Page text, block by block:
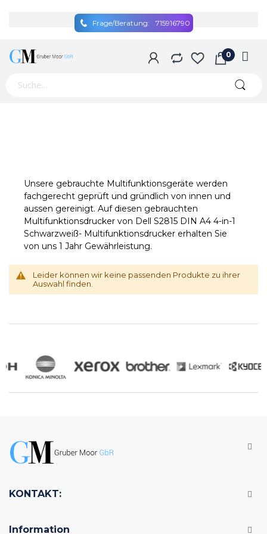
Frage/Beratung: 715916790
Unsere gebrauchte Multifunktionsgeräte werden
fachgerecht geprüft und gründlich von innen und
aussen gereinigt. Auf diesen gebrauchten
Multifunktionsdrucker von Dell S2815 DIN A4 4-in-1
Schwarzweiß- Multifunktionsdrucker erhalten Sie
von uns 1 Jahr Gewährleistung.
Leider können wir keine passenden Produkte zu ihrer
Auswahl finden.
KONTAKT:
Information